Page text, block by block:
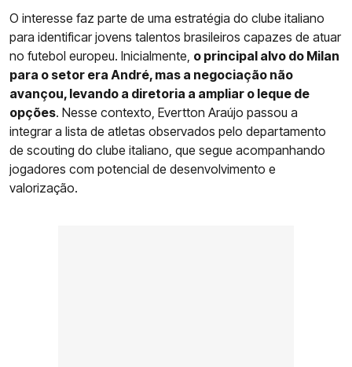
O interesse faz parte de uma estratégia do clube italiano
para identificar jovens talentos brasileiros capazes de atuar
no futebol europeu. Inicialmente, o principal alvo do Milan
para o setor era André, mas a negociação não
avançou, levando a diretoria a ampliar o leque de
opções. Nesse contexto, Evertton Araújo passou a
integrar a lista de atletas observados pelo departamento
de scouting do clube italiano, que segue acompanhando
jogadores com potencial de desenvolvimento e
valorização.